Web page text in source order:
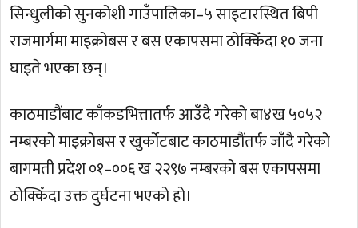
सिन्धुलीको सुनकोशी गाउँपालिका–५ साइटारस्थित बिपी
राजमार्गमा माइक्रोबस र बस एकापसमा ठोक्किँदा १० जना
घाइते भएका छन्।
काठमाडौंबाट काँकडभित्तातर्फ आउँदै गरेको बा४ख ५०५२
नम्बरको माइक्रोबस र खुर्कोटबाट काठमाडौंतर्फ जाँदै गरेको
बागमती प्रदेश ०१–००६ ख २२९७ नम्बरको बस एकापसमा
ठोक्किँदा उक्त दुर्घटना भएको हो।